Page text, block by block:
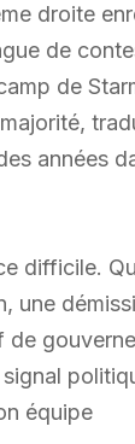
droite
de
de
années
difficile.
une
de
équipe